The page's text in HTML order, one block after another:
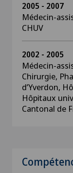
2005 - 2007
Médecin-
CHUV
2002 - 2005
Médecin-
Chirurgie,
d’Yverdon,
Hôpitaux
Cantonal de